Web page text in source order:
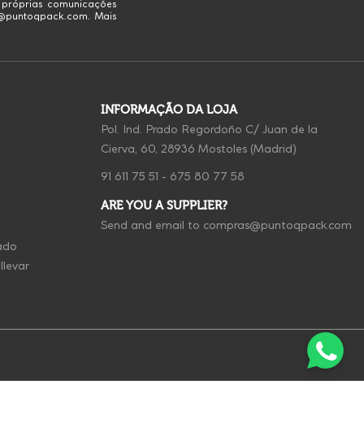
comunicações
Mais
INFORMAÇÃO DA LOJA
Pol. Ind. Prado Regordoño C/ Juan de la
Cierva, 60, 28936 Mostoles (Madrid)
91 611 75 51 - 675 80 77 58
ARE YOU A SUPPLIER?
Send and email to compras@puntoqpack.com